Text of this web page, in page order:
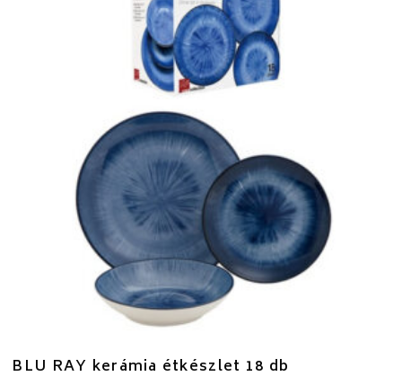
BLU RAY kerámia étkészlet 18 db